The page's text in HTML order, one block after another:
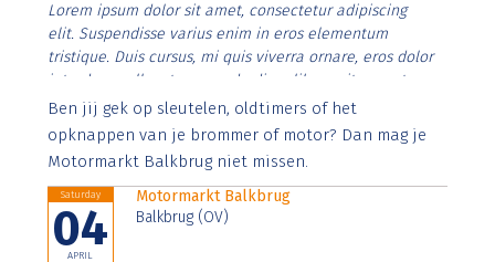
Lorem ipsum dolor sit amet, consectetur adipiscing
elit. Suspendisse varius enim in eros elementum
tristique. Duis cursus, mi quis viverra ornare, eros dolor
interdum nulla, ut commodo diam libero vitae erat.
Aenean faucibus nibh et justo cursus id rutrum lorem
imperdiet. Nunc ut sem vitae risus tristique posuere.
Ben jij gek op sleutelen, oldtimers of het
opknappen van je brommer of motor? Dan mag je
Motormarkt Balkbrug niet missen.
Saturday
04
APRIL
Motormarkt Balkbrug
Balkbrug (OV)